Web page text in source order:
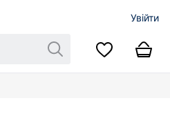
Увійти